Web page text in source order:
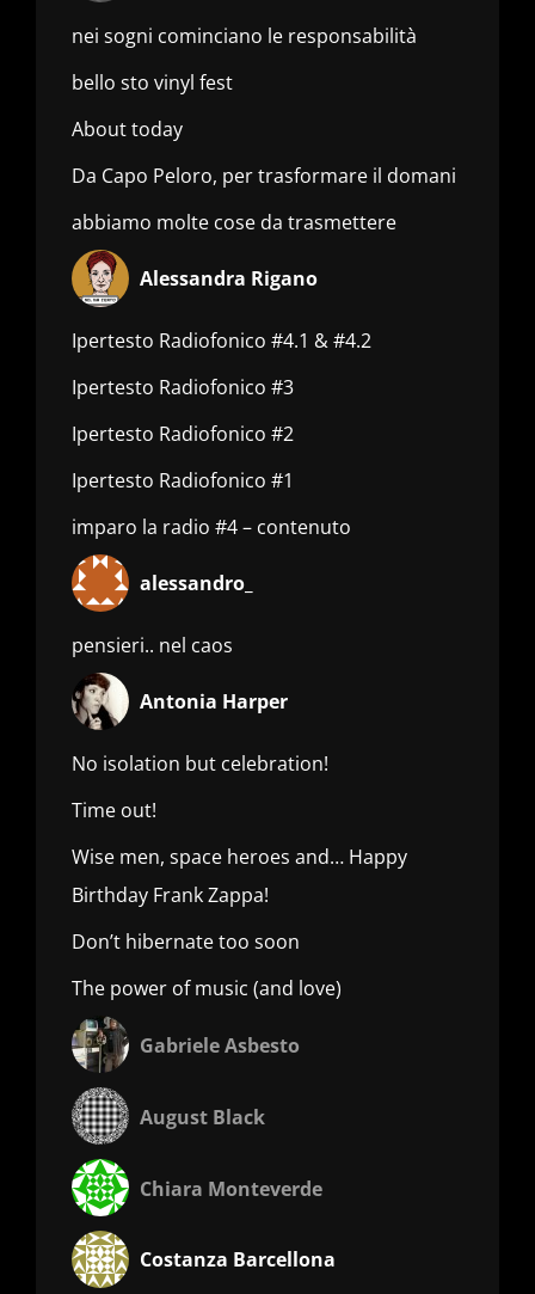
nei sogni cominciano le responsabilità
bello sto vinyl fest
About today
Da Capo Peloro, per trasformare il domani
abbiamo molte cose da trasmettere
Alessandra Rigano
Ipertesto Radiofonico #4.1 & #4.2
Ipertesto Radiofonico #3
Ipertesto Radiofonico #2
Ipertesto Radiofonico #1
imparo la radio #4 – contenuto
alessandro_
pensieri.. nel caos
Antonia Harper
No isolation but celebration!
Time out!
Wise men, space heroes and… Happy
Birthday Frank Zappa!
Don’t hibernate too soon
The power of music (and love)
Gabriele Asbesto
August Black
Chiara Monteverde
Costanza Barcellona